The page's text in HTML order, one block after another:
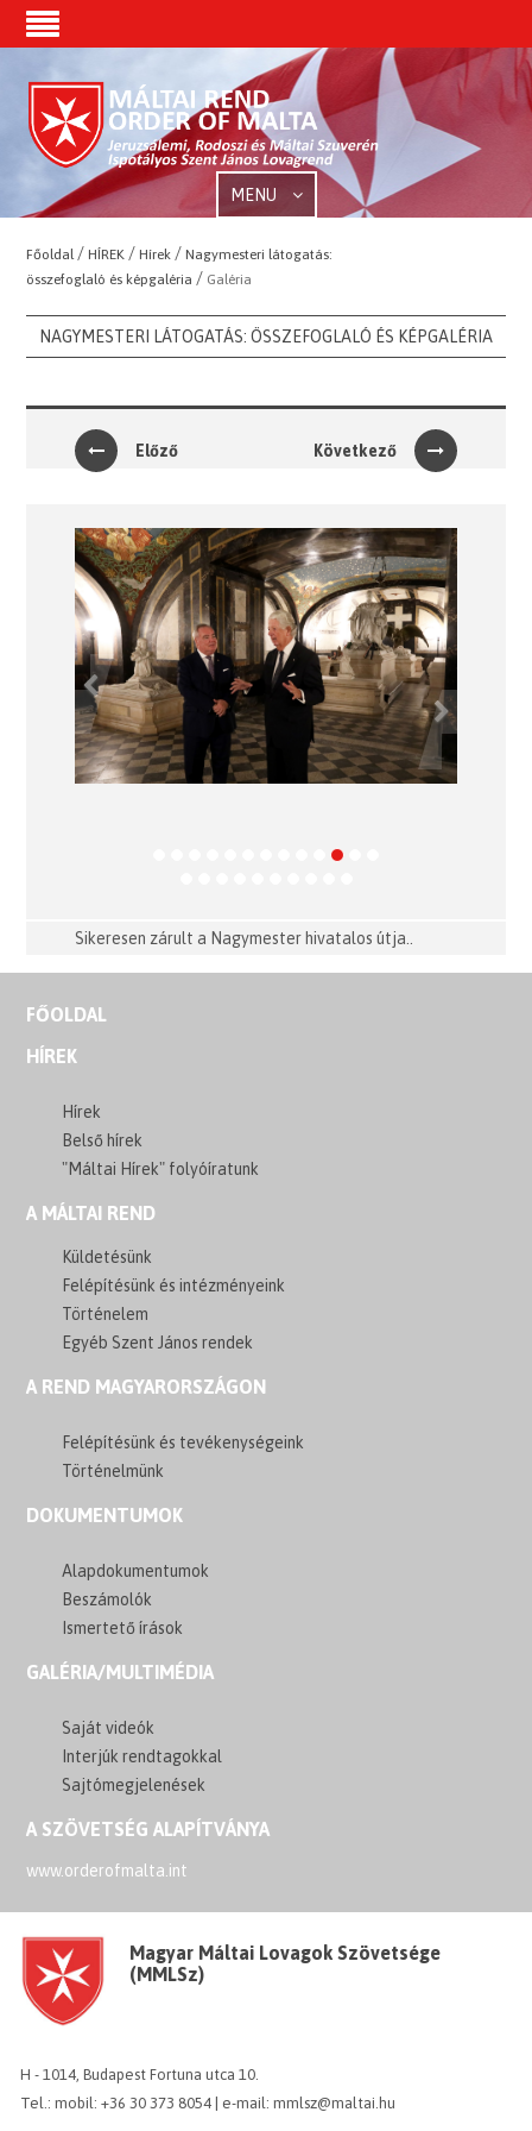
MENU
Főoldal /HÍREK /Hírek /Nagymesteri látogatás:
összefoglaló és képgaléria / Galéria
NAGYMESTERI LÁTOGATÁS: ÖSSZEFOGLALÓ ÉS KÉPGALÉRIA
Előző Következő
Previous Next
Sikeresen zárult a Nagymester hivatalos útja..
FŐOLDAL
HÍREK
Hírek
Belső hírek
"Máltai Hírek" folyóíratunk
A MÁLTAI REND
Küldetésünk
Felépítésünk és intézményeink
Történelem
Egyéb Szent János rendek
A REND MAGYARORSZÁGON
Felépítésünk és tevékenységeink
Történelmünk
DOKUMENTUMOK
Alapdokumentumok
Beszámolók
Ismertető írások
GALÉRIA/MULTIMÉDIA
Saját videók
Interjúk rendtagokkal
Sajtómegjelenések
A SZÖVETSÉG ALAPÍTVÁNYA
www.orderofmalta.int
Magyar Máltai Lovagok Szövetsége
(MMLSz)
H - 1014, Budapest Fortuna utca 10.
Tel.: mobil: +36 30 373 8054 | e-mail: mmlsz@maltai.hu